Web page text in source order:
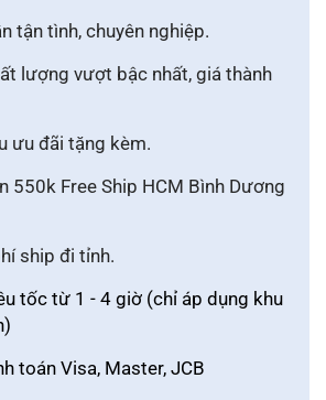
tận tình, chuyên nghiệp.
lượng vượt bậc nhất, giá thành
ưu đãi tặng kèm.
550k Free Ship HCM Bình Dương
ship đi tỉnh.
tốc từ 1 - 4 giờ (chỉ áp dụng khu
toán Visa, Master, JCB